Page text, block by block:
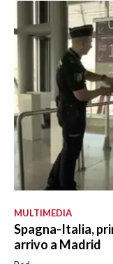
MULTIMEDIA
Spagna-Italia,
arrivo a Madrid